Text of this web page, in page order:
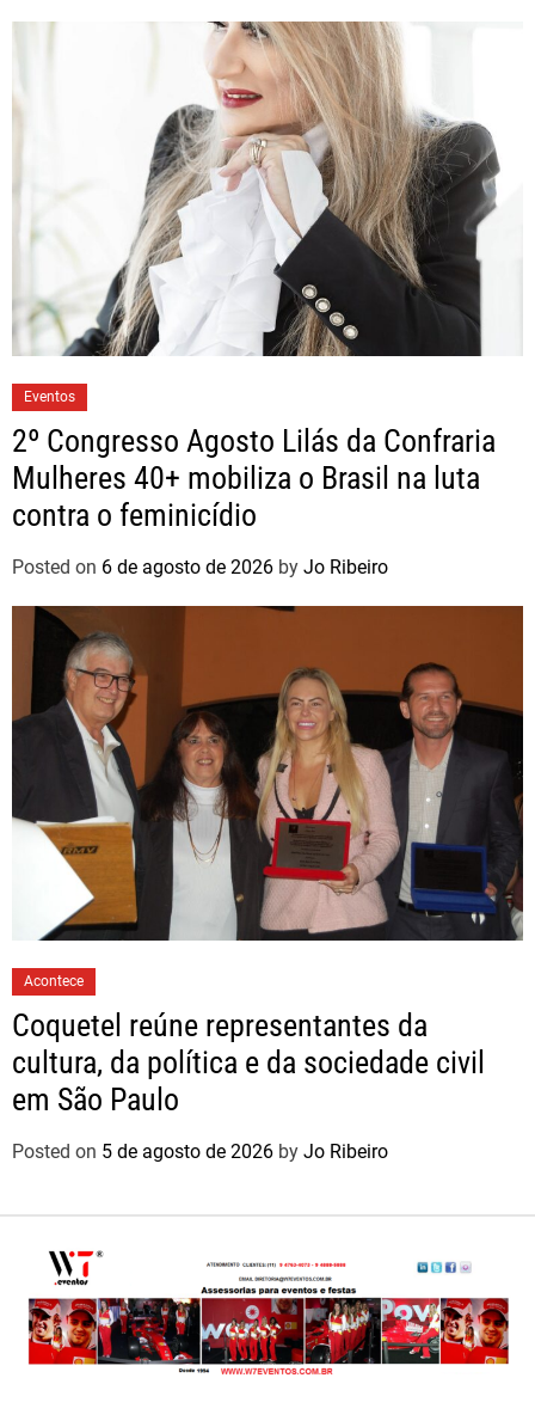
Eventos
2º Congresso Agosto Lilás da Confraria
Mulheres 40+ mobiliza o Brasil na luta
contra o feminicídio
Posted on 6 de agosto de 2026 by Jo Ribeiro
Acontece
Coquetel reúne representantes da
cultura, da política e da sociedade civil
em São Paulo
Posted on 5 de agosto de 2026 by Jo Ribeiro